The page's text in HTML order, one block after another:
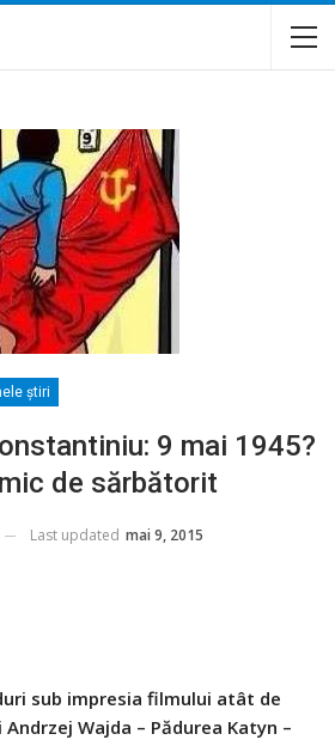
ştiri
9 mai 1945?
de sărbătorit
Last updated mai 9, 2015
sub impresia filmului atât de
Wajda – Pădurea Katyn –